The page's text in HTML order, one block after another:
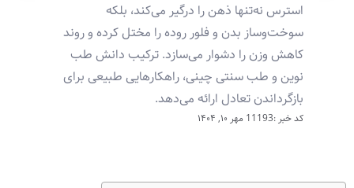
استرس نه‌تنها ذهن را درگیر می‌کند، بلکه
سوخت‌وساز بدن و فلور روده را مختل کرده و روند
کاهش وزن را دشوار می‌سازد. ترکیب دانش طب
نوین و طب سنتی چینی، راهکارهایی طبیعی برای
بازگرداندن تعادل ارائه می‌دهد.
کد خبر :11193 مهر ۱۰, ۱۴۰۴